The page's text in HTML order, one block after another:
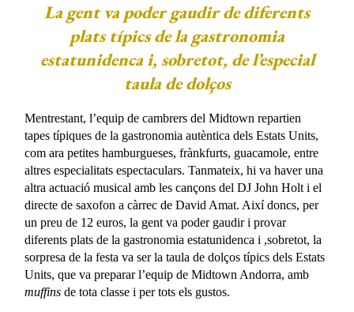
La gent va poder gaudir de diferents
plats típics de la gastronomia
estatunidenca i, sobretot, de l’especial
taula de dolços
Mentrestant, l’equip de cambrers del Midtown repartien
tapes típiques de la gastronomia autèntica dels Estats Units,
com ara petites hamburgueses, frànkfurts, guacamole, entre
altres especialitats espectaculars. Tanmateix, hi va haver una
altra actuació musical amb les cançons del DJ John Holt i el
directe de saxofon a càrrec de David Amat. Així doncs, per
un preu de 12 euros, la gent va poder gaudir i provar
diferents plats de la gastronomia estatunidenca i ,sobretot, la
sorpresa de la festa va ser la taula de dolços típics dels Estats
Units, que va preparar l’equip de Midtown Andorra, amb
muffins de tota classe i per tots els gustos.